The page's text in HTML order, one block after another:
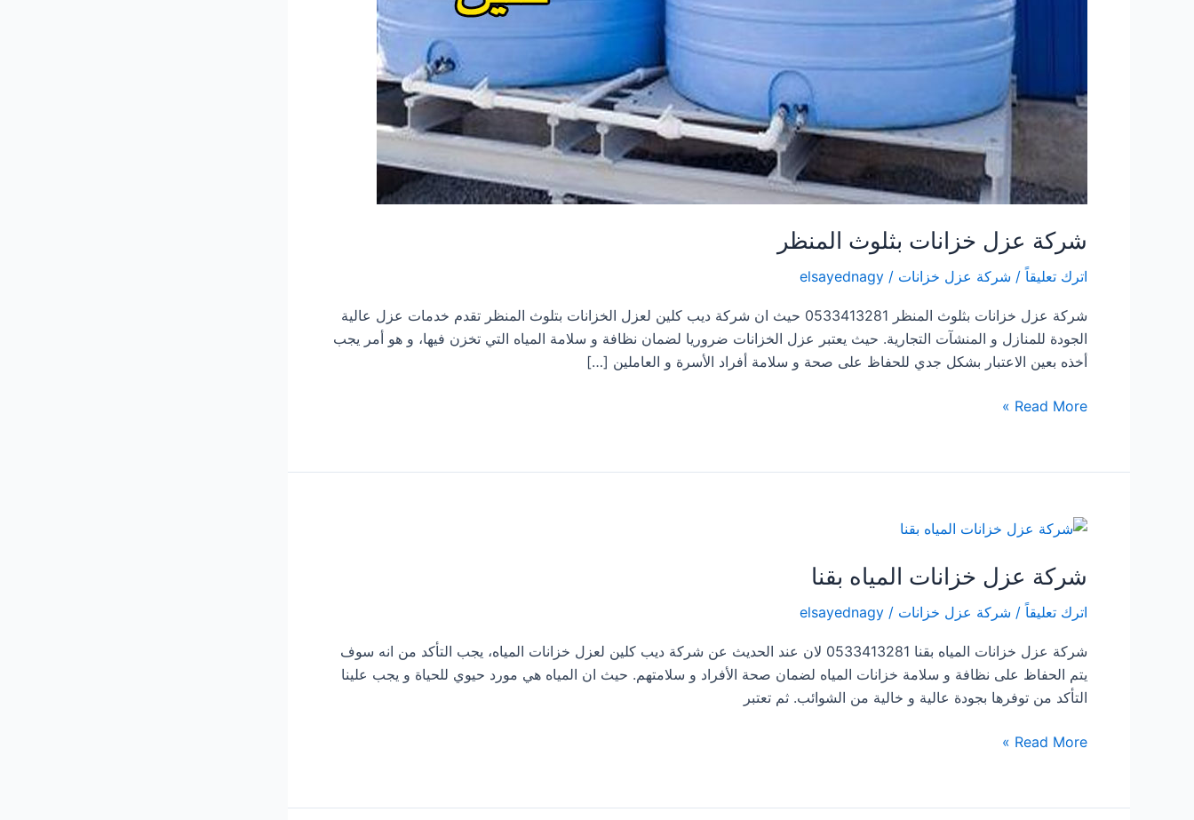
شركة عزل خزانات بثلوث المنظر
اترك تعليقاً / شركة عزل خزانات /
elsayednagy
شركة عزل خزانات بثلوث المنظر 0533413281 حيث ان شركة ديب كلين لعزل الخزانات بتلوث المنظر تقدم خدمات عزل عالية
الجودة للمنازل و المنشآت التجارية. حيث يعتبر عزل الخزانات ضروريا لضمان نظافة و سلامة المياه التي تخزن فيها، و هو أمر يجب
أخذه بعين الاعتبار بشكل جدي للحفاظ على صحة و سلامة أفراد الأسرة و العاملين […]
شركة
بثلوث
Read More »
شركة عزل خزانات المياه بقنا
اترك تعليقاً / شركة عزل خزانات /
elsayednagy
شركة عزل خزانات المياه بقنا 0533413281 لان عند الحديث عن شركة ديب كلين لعزل خزانات المياه، يجب التأكد من انه سوف
يتم الحفاظ على نظافة و سلامة خزانات المياه لضمان صحة الأفراد و سلامتهم. حيث ان المياه هي مورد حيوي للحياة و يجب علينا
التأكد من توفرها بجودة عالية و خالية من الشوائب. ثم تعتبر
شركة
المياه
Read More »